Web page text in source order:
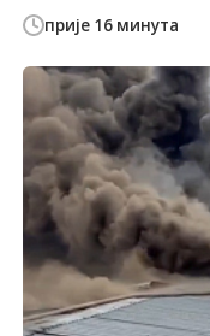
прије 16 минута